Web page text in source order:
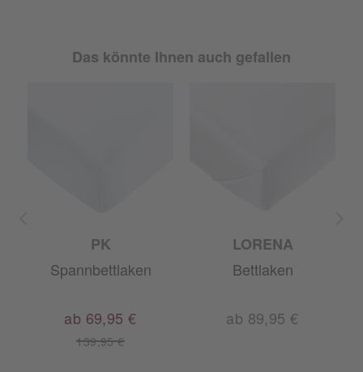
Das könnte Ihnen auch gefallen
PK
Spannbettlaken
139,95 €
ab 69,95 €
LORENA
Bettlaken
ab 89,95 €